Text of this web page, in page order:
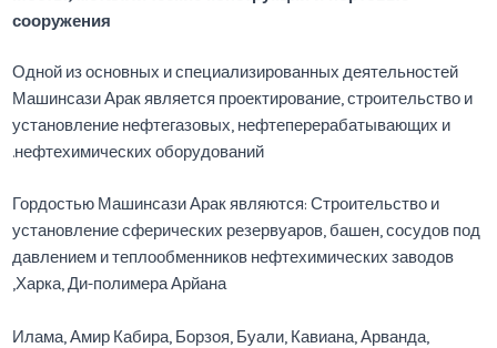
сооружения
Одной из основных и специализированных деятельностей
Машинсази Арак является проектирование, строительство и
установление нефтегазовых, нефтеперерабатывающих и
нефтехимических оборудований.
Гордостью Машинсази Арак являются: Строительство и
установление сферических резервуаров, башен, сосудов под
давлением и теплообменников нефтехимических заводов
Харка, Ди-полимера Арйана,
Илама, Амир Кабира, Борзоя, Буали, Кавиана, Арванда,